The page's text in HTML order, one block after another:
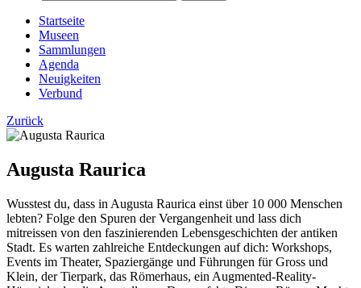
Startseite
Museen
Sammlungen
Agenda
Neuigkeiten
Verbund
Zurück
Augusta Raurica
Wusstest du, dass in Augusta Raurica einst über 10 000 Menschen
lebten? Folge den Spuren der Vergangenheit und lass dich
mitreissen von den faszinierenden Lebensgeschichten der antiken
Stadt. Es warten zahlreiche Entdeckungen auf dich: Workshops,
Events im Theater, Spaziergänge und Führungen für Gross und
Klein, der Tierpark, das Römerhaus, ein Augmented-Reality-